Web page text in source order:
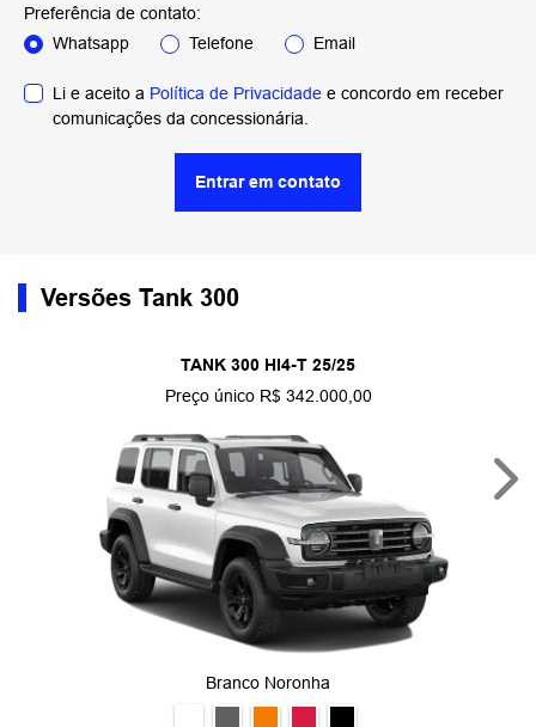
Preferência de contato:
Whatsapp
Telefone Email
Li e aceito a Política de Privacidade e concordo em receber
comunicações da concessionária.
Entrar em contato
Versões Tank 300
TANK 300 HI4-T 25/25
Preço único R$ 342.000,00
Branco Noronha